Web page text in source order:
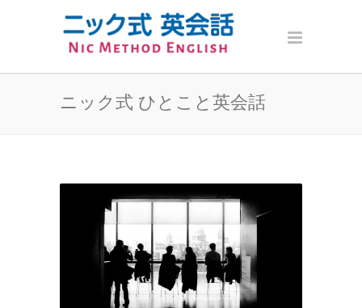
ニック式 ひとこと英会話